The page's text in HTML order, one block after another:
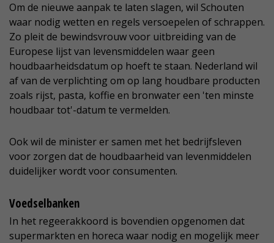
Om de nieuwe aanpak te laten slagen, wil Schouten
waar nodig wetten en regels versoepelen of schrappen.
Zo pleit de bewindsvrouw voor uitbreiding van de
Europese lijst van levensmiddelen waar geen
houdbaarheidsdatum op hoeft te staan. Nederland wil
af van de verplichting om op lang houdbare producten
zoals rijst, pasta, koffie en bronwater een 'ten minste
houdbaar tot'-datum te vermelden.
Ook wil de minister er samen met het bedrijfsleven
voor zorgen dat de houdbaarheid van levenmiddelen
duidelijker wordt voor consumenten.
Voedselbanken
In het regeerakkoord is bovendien opgenomen dat
supermarkten en horeca waar nodig en mogelijk meer